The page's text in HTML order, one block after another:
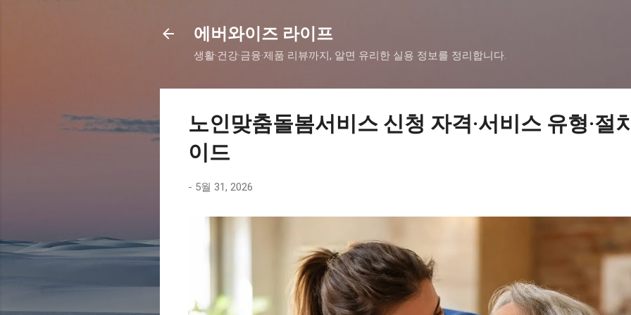
에버와이즈 라이프
생활·건강·금융·제품 리뷰까지, 알면 유리한 실용 정보를 정리합니다.
노인맞춤돌봄서비스 신청 자격·서비스 유형·절
이드
- 5월 31, 2026